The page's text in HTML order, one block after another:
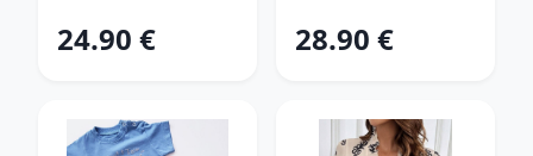
24.90 € 28.90 €